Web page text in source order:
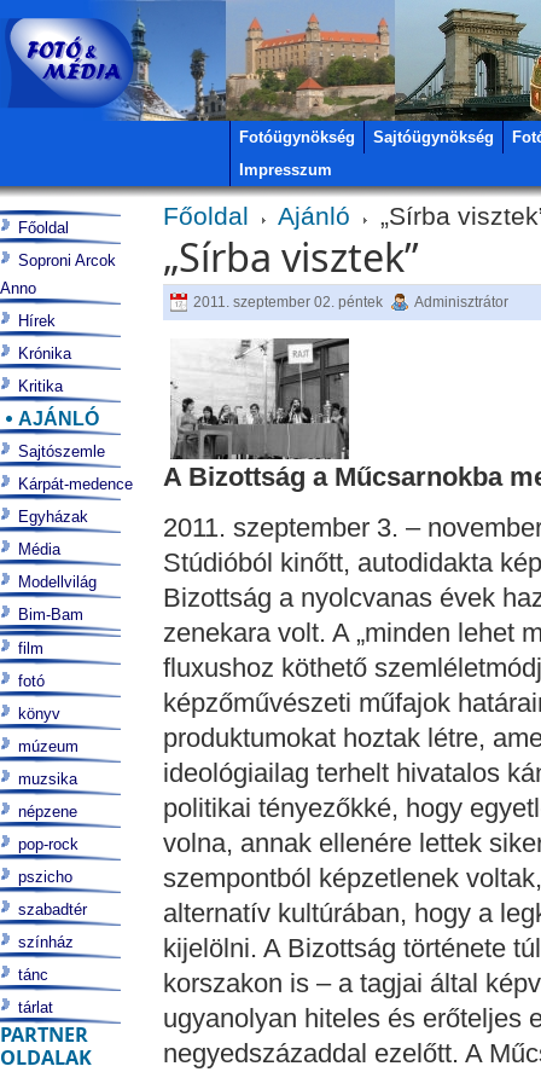
Fotóügynökség Sajtóügynökség
Impresszum
Főoldal Ajánló „Sírba
„Sírba visztek”
2011. szeptember 02. péntek Adminisztrátor
A Bizottság a Műcsarnokba
2011. szeptember 3. –
Stúdióból kinőtt, autodidakta
Bizottság a nyolcvanas évek
zenekara volt. A „minden lehet
fluxushoz köthető
képzőművészeti műfajok
produktumokat hoztak létre,
ideológiailag terhelt hivatalos
politikai tényezőkké, hogy
volna, annak ellenére lettek
szempontból képzetlenek
alternatív kultúrában, hogy a
kijelölni. A Bizottság története
korszakon is – a tagjai által
ugyanolyan hiteles és erőteljes
negyedszázaddal ezelőtt. A
Főoldal
Soproni Arcok
Anno
Hírek
Krónika
Kritika
AJÁNLÓ
Sajtószemle
Kárpát-medence
Egyházak
Média
Modellvilág
Bim-Bam
film
fotó
könyv
múzeum
muzsika
népzene
pop-rock
pszicho
szabadtér
színház
tánc
tárlat
PARTNER
OLDALAK